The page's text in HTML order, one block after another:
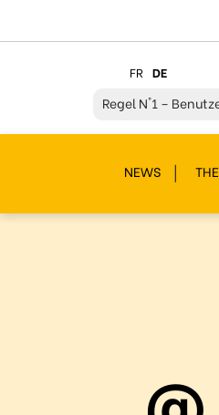
FR DE
Regel N°1 –
RegelN°2 –
RegelN°3 –
RegelN°4 –
N°9 – Gönn
NEWS